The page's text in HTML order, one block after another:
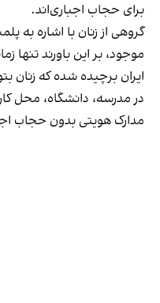
برای حجاب اجباری‌اند.
گروهی از زنان با اشاره به
موجود، بر این باورند تنها
ایران برچیده شده که زنان
در مدرسه، دانشگاه، محل
مدارک هویتی بدون حجاب